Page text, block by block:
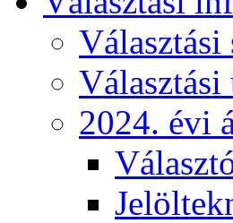
Választási
Választási
2024. évi